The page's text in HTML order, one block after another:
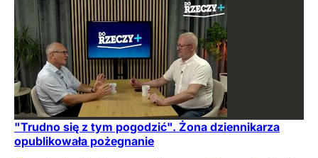
"Trudno się z tym pogodzić". Żona dziennikarza
opublikowała pożegnanie